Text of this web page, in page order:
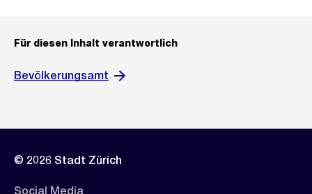
Für diesen Inhalt verantwortlich
Bevölkerungsamt
© 2026 Stadt Zürich
Social Media